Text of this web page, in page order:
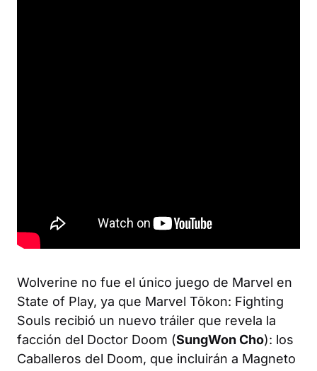
Wolverine no fue el único juego de Marvel en
State of Play, ya que Marvel Tōkon: Fighting
Souls recibió un nuevo tráiler que revela la
facción del Doctor Doom (SungWon Cho): los
Caballeros del Doom, que incluirán a Magneto